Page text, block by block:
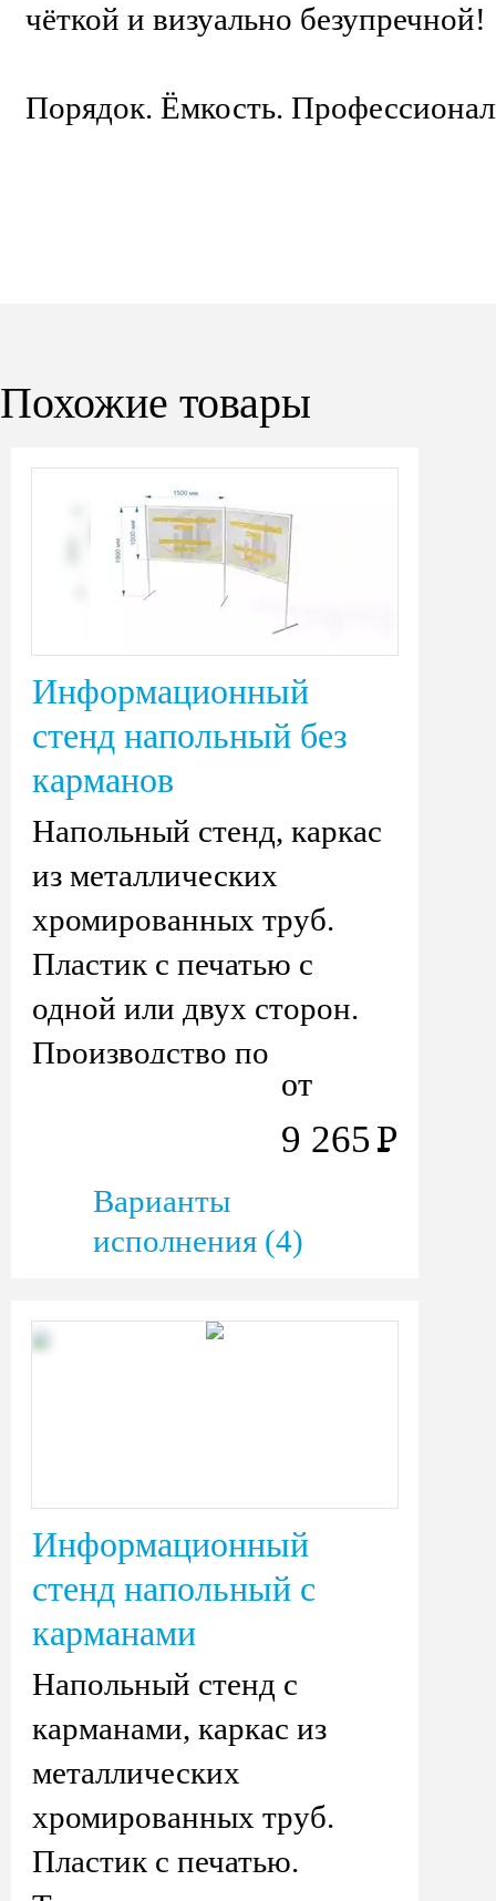
чёткой и визуально безупречной!
Порядок. Ёмкость.
Похожие товары
Информационный
стенд напольный без
карманов
Напольный стенд, каркас
из металлических
хромированных труб.
Пластик с печатью с
одной или двух сторон.
Производство по
размерам заказчика.
от
9 265Р
Варианты
исполнения (4)
Информационный
стенд напольный с
карманами
Напольный стенд с
карманами, каркас из
металлических
хромированных труб.
Пластик с печатью.